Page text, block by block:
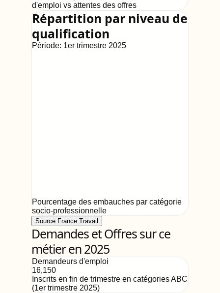
d'emploi vs attentes des offres
Répartition par niveau de
qualification
Période: 1er trimestre 2025
Pourcentage des embauches par catégorie
socio-professionnelle
Source France Travail
Demandes et Offres sur ce
métier en 2025
Demandeurs d'emploi
16,150
Inscrits en fin de trimestre en catégories ABC
(1er trimestre 2025)